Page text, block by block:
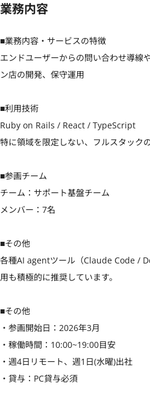
業務内容
■業務内容・サービスの特徴
エンドユーザーからの問い合わせ導線
ン店の開発、保守運用
■利用技術
Ruby on Rails / React / TypeScript
特に領域を限定しない、フルスタック
■参画チーム
チーム：サポート基盤チーム
メンバー：7名
■その他
各種AI agentツール（Claude Code /
用も積極的に推奨しています。
■その他
・参画開始日：2026年3月
・稼働時間：10:00~19:00目安
・週4日リモート、週1日(水曜)出社
・貸与：PC貸与必須